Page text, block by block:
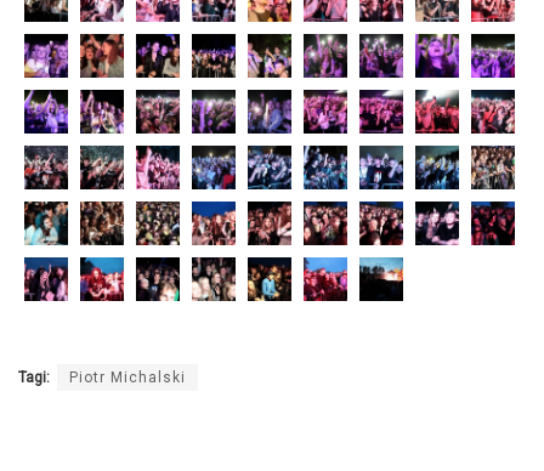
Tagi: Piotr Michalski